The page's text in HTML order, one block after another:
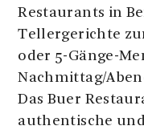
Restaurants in
Tellergerichte
oder 5-Gänge-
Nachmittag/
Das Buer
authentische